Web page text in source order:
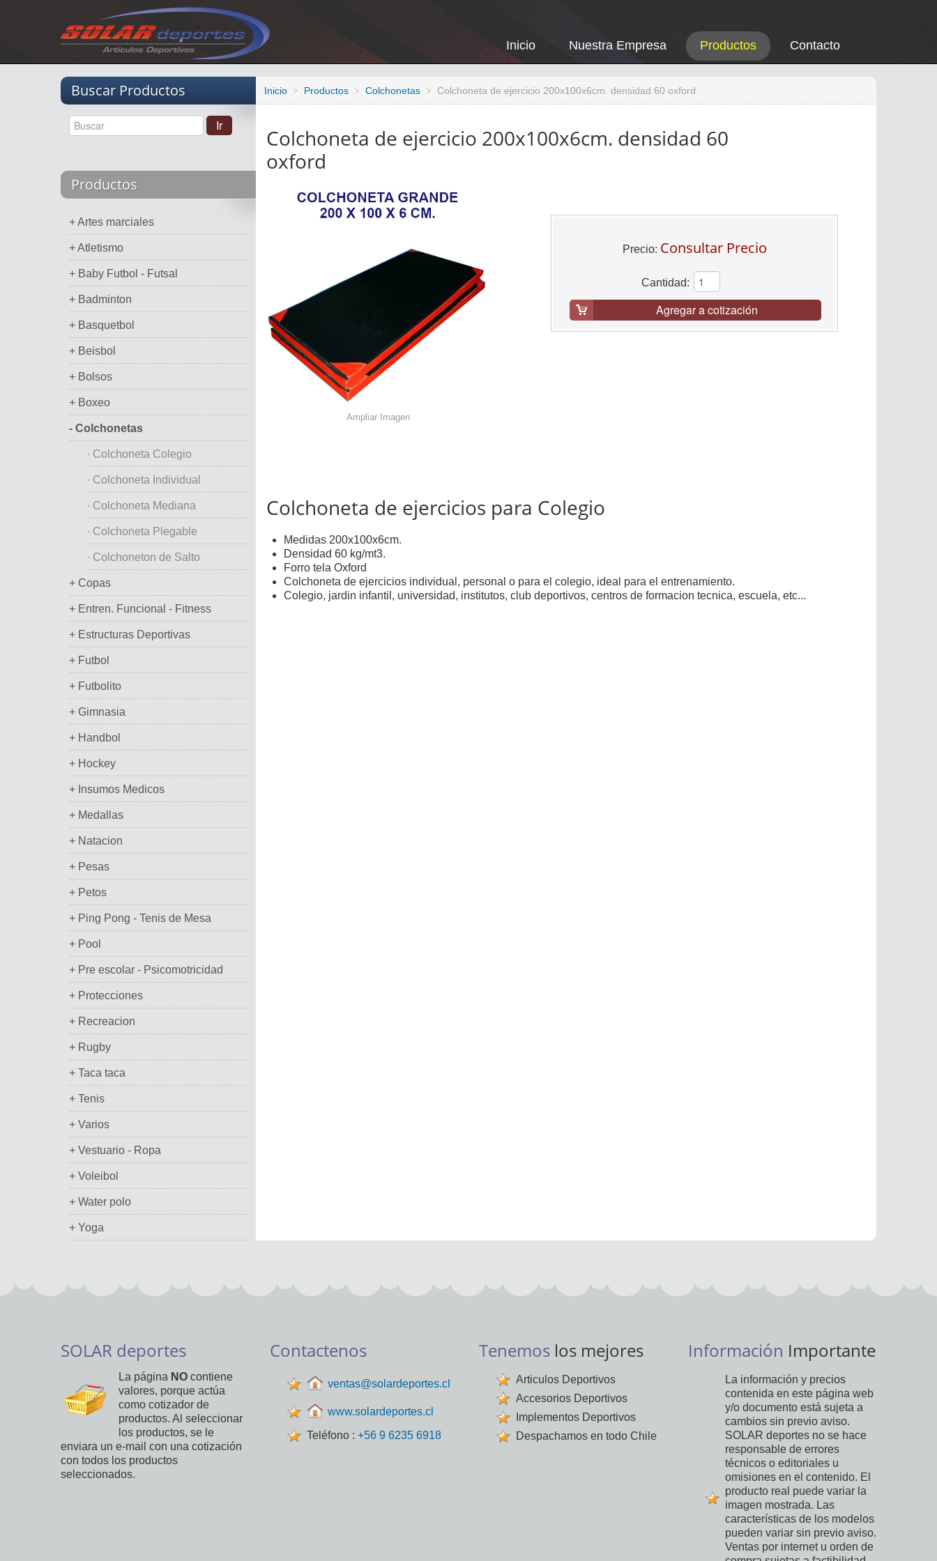
Inicio Nuestra Empresa Productos Contacto
Buscar Productos
Productos
+ Artes marciales
+ Atletismo
+ Baby Futbol - Futsal
+ Badminton
+ Basquetbol
+ Beisbol
+ Bolsos
+ Boxeo
- Colchonetas
· Colchoneta Colegio
· Colchoneta Individual
· Colchoneta Mediana
· Colchoneta Plegable
· Colchoneton de Salto
+ Copas
+ Entren. Funcional - Fitness
+ Estructuras Deportivas
+ Futbol
+ Futbolito
+ Gimnasia
+ Handbol
+ Hockey
+ Insumos Medicos
+ Medallas
+ Natacion
+ Pesas
+ Petos
+ Ping Pong - Tenis de Mesa
+ Pool
+ Pre escolar - Psicomotricidad
+ Protecciones
+ Recreacion
+ Rugby
+ Taca taca
+ Tenis
+ Varios
+ Vestuario - Ropa
+ Voleibol
+ Water polo
+ Yoga
Inicio Productos Colchonetas Colchoneta de ejercicio 200x100x6cm. densidad 60 oxford
Colchoneta de ejercicio 200x100x6cm. densidad 60
oxford
Precio: Consultar Precio
Cantidad:
Agregar a cotización
Ampliar Imagen
Colchoneta de ejercicios para Colegio
Medidas 200x100x6cm.
Densidad 60 kg/mt3.
Forro tela Oxford
Colchoneta de ejercicios individual, personal o para el colegio, ideal para el entrenamiento.
Colegio, jardin infantil, universidad, institutos, club deportivos, centros de formacion tecnica, escuela, etc...
SOLAR deportes
La página NO contiene
valores, porque actúa
como cotizador de
productos. Al seleccionar
los productos, se le
enviara un e-mail con una cotización
con todos los productos
seleccionados.
Contactenos
ventas@solardeportes.cl
www.solardeportes.cl
Teléfono : +56 9 6235 6918
Tenemos los mejores
Articulos Deportivos
Accesorios Deportivos
Implementos Deportivos
Despachamos en todo Chile
Información Importante
La información y precios
contenida en este página web
y/o documento está sujeta a
cambios sin previo aviso.
SOLAR deportes no se hace
responsable de errores
técnicos o editoriales u
omisiones en el contenido. El
producto real puede variar la
imagen mostrada. Las
características de los modelos
pueden variar sin previo aviso.
Ventas por internet u orden de